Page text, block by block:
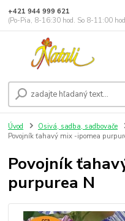
+421 944 999 621
(Po-Pia, 8-16:30 hod. So 8-11:00
Úvod Osivá, sadba, sadbovače
Povojník ťahavý mix -ipomea
Povojník
purpurea N